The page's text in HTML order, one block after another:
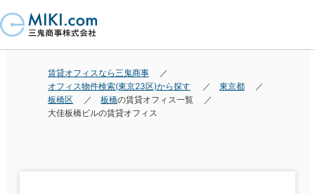
賃貸オフィスなら三鬼商事
オフィス物件検索(東京23区)から探す
東京都
板橋区
板橋の賃貸オフィス一覧
大佳板橋ビルの賃貸オフィス